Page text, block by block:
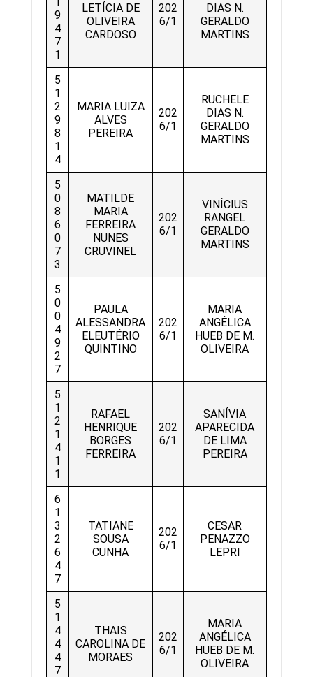
9
4
7
1
LETÍCIA DE
OLIVEIRA
CARDOSO
202
6/1
DIAS N.
GERALDO
MARTINS
5
1
2
9
8
1
4
MARIA LUIZA
ALVES
PEREIRA
202
6/1
RUCHELE
DIAS N.
GERALDO
MARTINS
5
0
8
6
0
7
3
MATILDE
MARIA
FERREIRA
NUNES
CRUVINEL
202
6/1
VINÍCIUS
RANGEL
GERALDO
MARTINS
5
0
0
4
9
2
7
PAULA
ALESSANDRA
ELEUTÉRIO
QUINTINO
202
6/1
MARIA
ANGÉLICA
HUEB DE M.
OLIVEIRA
5
1
2
1
4
1
1
RAFAEL
HENRIQUE
BORGES
FERREIRA
202
6/1
SANÍVIA
APARECIDA
DE LIMA
PEREIRA
6
1
3
2
6
4
7
TATIANE
SOUSA
CUNHA
202
6/1
CESAR
PENAZZO
LEPRI
5
1
4
4
4
7
THAIS
CAROLINA DE
MORAES
202
6/1
MARIA
ANGÉLICA
HUEB DE M.
OLIVEIRA